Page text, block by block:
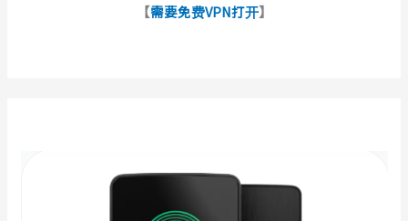
【需要免费VPN打开】